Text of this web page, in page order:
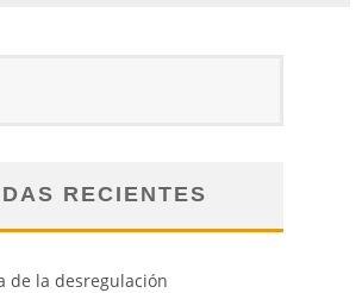
RECIENTES
de la desregulación